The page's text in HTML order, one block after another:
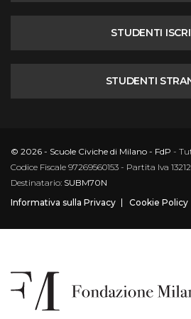
STUDENTI
STUDENTI
© 2026 - Scuole Civiche di Milano - FdP -
Codice Fiscale 97269560153 - Partita Iva
Destinatario: SUBM70N
Informativa sulla Privacy
Cookie Policy